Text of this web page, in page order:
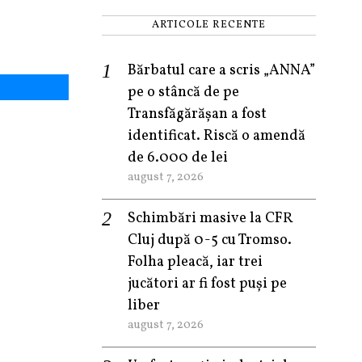
ARTICOLE RECENTE
Bărbatul care a scris „ANNA”
pe o stâncă de pe
Transfăgărășan a fost
identificat. Riscă o amendă
de 6.000 de lei
august 7, 2026
Schimbări masive la CFR
Cluj după 0-5 cu Tromso.
Folha pleacă, iar trei
jucători ar fi fost puși pe
liber
august 7, 2026